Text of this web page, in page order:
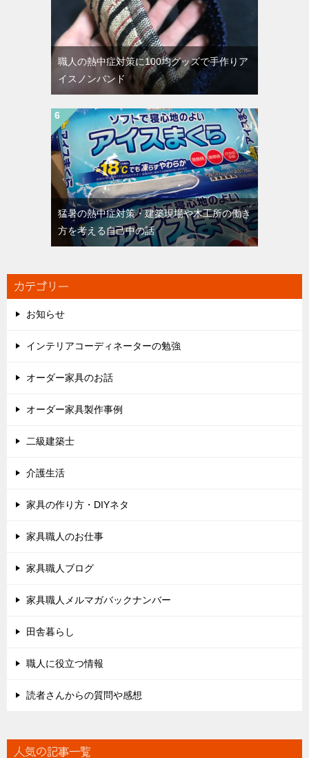
職人の熱中症対策に100均グッズで手作りア
イスノンバンド
猛暑の熱中症対策・建築現場や木工所の働き
方を考える自己中の話
カテゴリー
お知らせ
インテリアコーディネーターの勉強
オーダー家具のお話
オーダー家具製作事例
二級建築士
介護生活
家具の作り方・DIYネタ
家具職人のお仕事
家具職人ブログ
家具職人メルマガバックナンバー
田舎暮らし
職人に役立つ情報
読者さんからの質問や感想
人気の記事一覧